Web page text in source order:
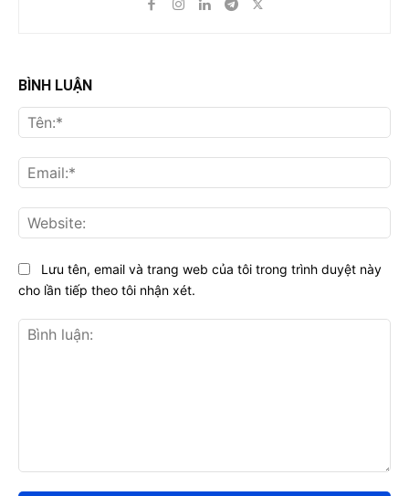
BÌNH LUẬN
Lưu tên, email và trang web của tôi trong trình duyệt này
cho lần tiếp theo tôi nhận xét.